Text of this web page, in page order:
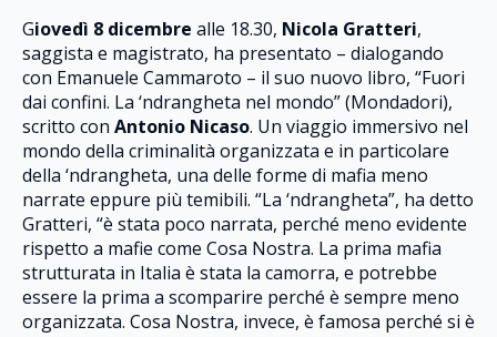
Giovedì 8 dicembre alle 18.30, Nicola Gratteri,
saggista e magistrato, ha presentato – dialogando
con Emanuele Cammaroto – il suo nuovo libro, “Fuori
dai confini. La ‘ndrangheta nel mondo” (Mondadori),
scritto con Antonio Nicaso. Un viaggio immersivo nel
mondo della criminalità organizzata e in particolare
della ‘ndrangheta, una delle forme di mafia meno
narrate eppure più temibili. “La ‘ndrangheta”, ha detto
Gratteri, “è stata poco narrata, perché meno evidente
rispetto a mafie come Cosa Nostra. La prima mafia
strutturata in Italia è stata la camorra, e potrebbe
essere la prima a scomparire perché è sempre meno
organizzata. Cosa Nostra, invece, è famosa perché si è